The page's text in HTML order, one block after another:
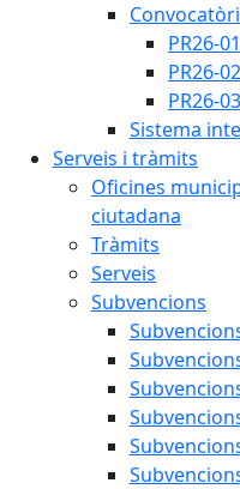
PR26-
PR26-
PR26-
Sistema
Serveis i tràmits
Oficines
ciutadana
Tràmits
Serveis
Subvencions